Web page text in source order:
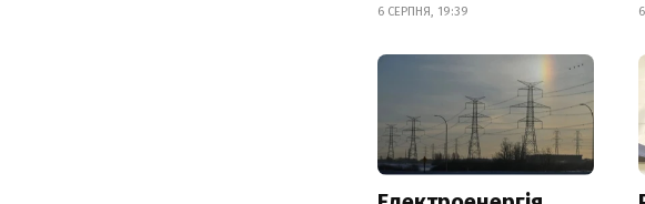
6 СЕРПНЯ, 19:39